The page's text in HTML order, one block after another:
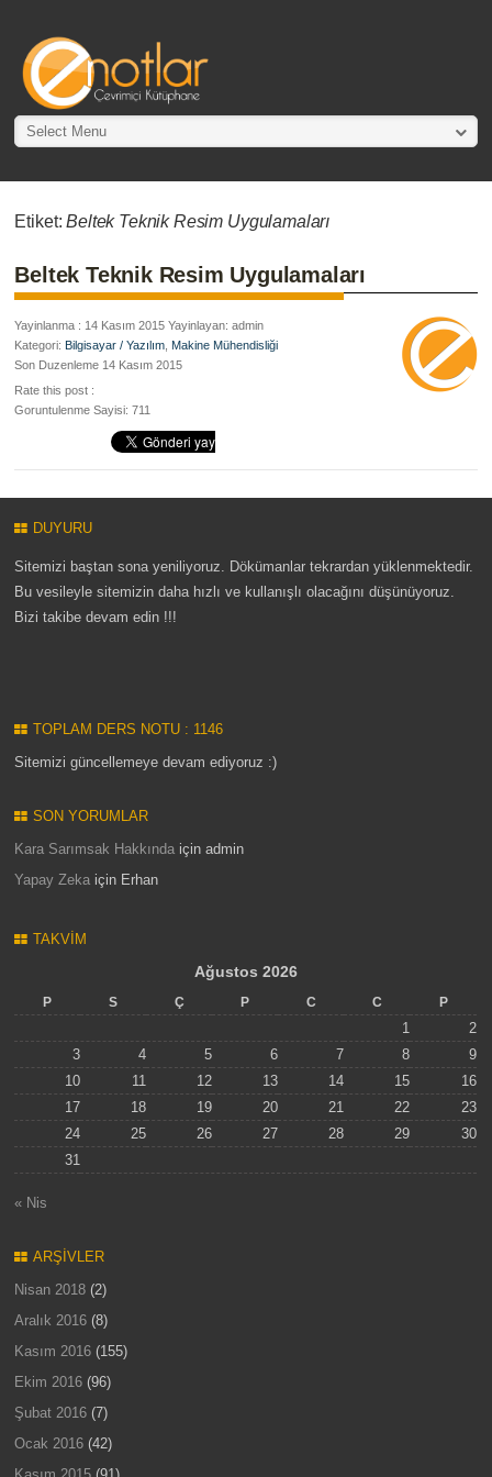
Select Menu
Etiket:Beltek Teknik Resim Uygulamaları
Beltek Teknik Resim Uygulamaları
Yayinlanma : 14 Kasım 2015 Yayinlayan: admin
Kategori: Bilgisayar / Yazılım Makine Mühendisliği
Son Duzenleme 14 Kasım 2015
Rate this post :
Goruntulenme Sayisi: 711
DUYURU
Sitemizi baştan sona yeniliyoruz. Dökümanlar tekrardan yüklenmektedir.
Bu vesileyle sitemizin daha hızlı ve kullanışlı olacağını düşünüyoruz.
Bizi takibe devam edin !!!
TOPLAM DERS NOTU : 1146
Sitemizi güncellemeye devam ediyoruz :)
SON YORUMLAR
Kara Sarımsak Hakkında içinadmin
Yapay Zeka için Erhan
TAKVIM
Ağustos 2026
P S Ç P C C P
1
2
3
4 5 6 7 8
9
10
11 12 13 14 15
16
17
18 19 20 21 22
23
24
25 26 27 28 29
30
31
« Nis
ARŞIVLER
Nisan 2018 (2)
Aralık 2016 (8)
Kasım 2016 (155)
Ekim 2016 (96)
Şubat 2016 (7)
Ocak 2016 (42)